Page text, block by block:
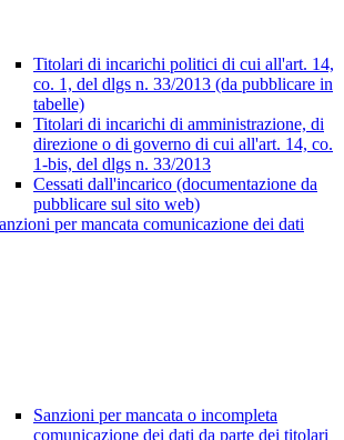
Titolari di incarichi politici di cui all'art. 14,
co. 1, del dlgs n. 33/2013 (da pubblicare in
tabelle)
Titolari di incarichi di amministrazione, di
direzione o di governo di cui all'art. 14, co.
1-bis, del dlgs n. 33/2013
Cessati dall'incarico (documentazione da
pubblicare sul sito web)
per mancata comunicazione dei dati
Sanzioni per mancata o incompleta
comunicazione dei dati da parte dei titolari